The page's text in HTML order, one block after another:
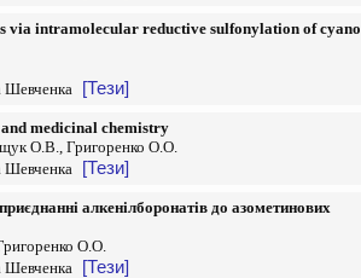
via intramolecular reductive sulfonylation of cyano
Шевченка
[Тези]
medicinal chemistry
О.В., Григоренко O.O.
Шевченка
[Тези]
алкенілборонатів до азометинових
О.О.
Шевченка
[Тези]